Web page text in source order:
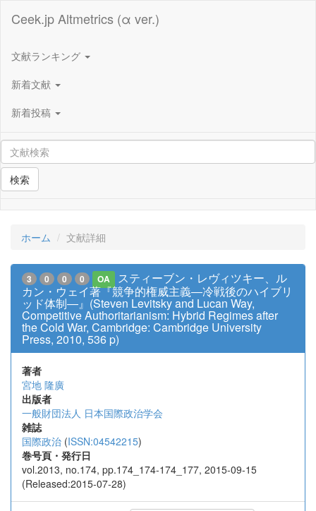
Ceek.jp Altmetrics (α ver.)
文献ランキング
新着文献
新着投稿
検索
ホーム 文献詳細
3 0 0 0 OA
スティーブン・レヴィツキー、ル
カン・ウェイ著『競争的権威主義―冷戦後のハイブリ
ッド体制―』(Steven Levitsky and Lucan Way,
Competitive Authoritarianism: Hybrid Regimes after
the Cold War, Cambridge: Cambridge University
Press, 2010, 536 p)
著者
宮地 隆廣
出版者
一般財団法人 日本国際政治学会
雑誌
国際政治 (ISSN:04542215)
巻号頁・発行日
vol.2013, no.174, pp.174_174-174_177, 2015-09-15
(Released:2015-07-28)